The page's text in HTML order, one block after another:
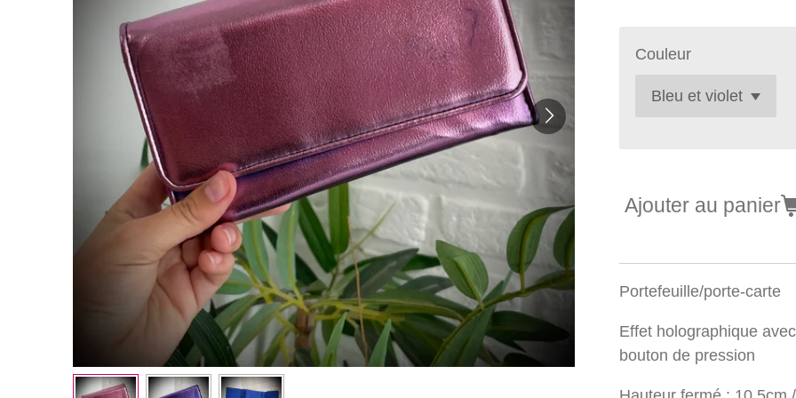
Couleur
Ajouter au panier
Portefeuille/porte-carte
Effet holographique
bouton de pression